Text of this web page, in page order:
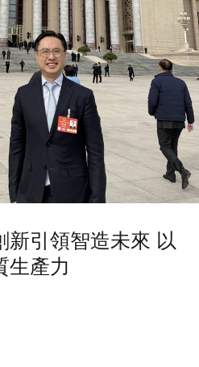
新引領智造未來 以
生產力